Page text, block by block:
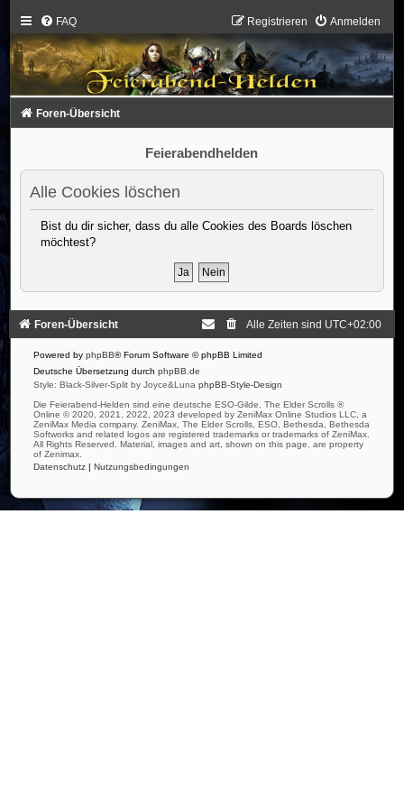
FAQ Anmelden
Registrieren
Foren-Übersicht
Feierabendhelden
Alle Cookies löschen
Bist du dir sicher, dass du alle Cookies des Boards löschen
möchtest?
Foren-Übersicht Alle Zeiten sind UTC+02:00
Powered by phpBB® Forum Software © phpBB Limited
Deutsche Übersetzung durch phpBB.de
Style: Black-Silver-Split by Joyce&Luna phpBB-Style-Design
Die Feierabend-Helden sind eine deutsche ESO-Gilde. The Elder Scrolls ®
Online © 2020, 2021, 2022, 2023 developed by ZeniMax Online Studios LLC, a
ZeniMax Media company. ZeniMax, The Elder Scrolls, ESO, Bethesda, Bethesda
Softworks and related logos are registered trademarks or trademarks of ZeniMax.
All Rights Reserved. Material, images and art, shown on this page, are property
of Zenimax.
Datenschutz
Nutzungsbedingungen